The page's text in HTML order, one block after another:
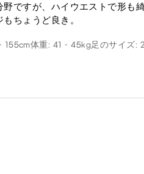
ですが、ハイウエストで形も
ちょうど良き。
155cm体重: 41 - 45kg足のサイズ: